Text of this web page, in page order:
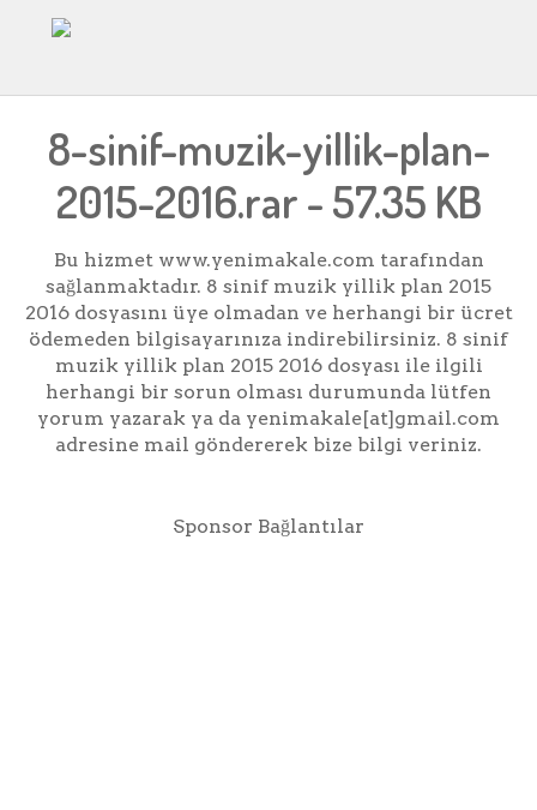
8-sinif-muzik-yillik-plan-
2015-2016.rar - 57.35 KB
Bu hizmet www.yenimakale.com tarafından
sağlanmaktadır. 8 sinif muzik yillik plan 2015
2016 dosyasını üye olmadan ve herhangi bir ücret
ödemeden bilgisayarınıza indirebilirsiniz. 8 sinif
muzik yillik plan 2015 2016 dosyası ile ilgili
herhangi bir sorun olması durumunda lütfen
yorum yazarak ya da yenimakale[at]gmail.com
adresine mail göndererek bize bilgi veriniz.
Sponsor Bağlantılar